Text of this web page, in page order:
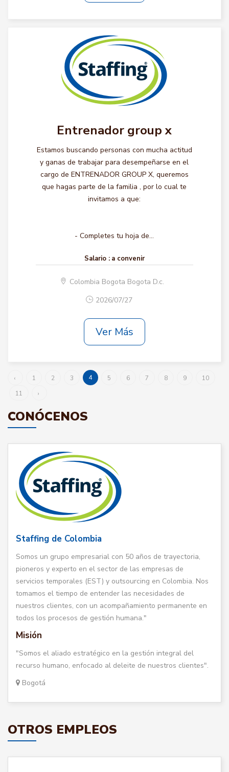
Entrenador group x
Estamos buscando personas con mucha actitud
y ganas de trabajar para desempeñarse en el
cargo de ENTRENADOR GROUP X, queremos
que hagas parte de la familia , por lo cual te
invitamos a que:
- Completes tu hoja de...
Salario : a convenir
Colombia Bogota Bogota D.c.
2026/07/27
Ver Más
‹ 1 2 3 4 5 6 7 8 9
10
11
›
CONÓCENOS
Staffing de Colombia
Somos un grupo empresarial con 50 años de trayectoria,
pioneros y experto en el sector de las empresas de
servicios temporales (EST) y outsourcing en Colombia. Nos
tomamos el tiempo de entender las necesidades de
nuestros clientes, con un acompañamiento permanente en
todos los procesos de gestión humana."
Misión
"Somos el aliado estratégico en la gestión integral del
recurso humano, enfocado al deleite de nuestros clientes".
Bogotá
OTROS EMPLEOS